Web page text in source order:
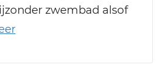
zwembad alsof